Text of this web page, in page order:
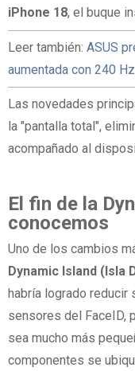
iPhone 18, el buque
Leer también: ASUS
aumentada con 240
Las novedades
la "pantalla total",
acompañado al
El fin de la
conocemos
Uno de los cambios
Dynamic Island (Isla
habría logrado
sensores del FaceID,
sea mucho más
componentes se